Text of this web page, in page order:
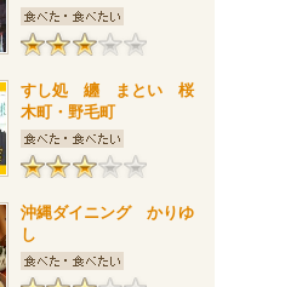
すし処 纏 まとい 桜
木町・野毛町
沖縄ダイニング かりゆ
し